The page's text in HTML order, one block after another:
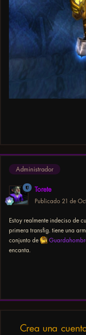
Administrador
Torete
Publicado 21 de
Estoy realmente indeciso de
primera transfig. tiene una
conjunto de
encanta.
Crea una